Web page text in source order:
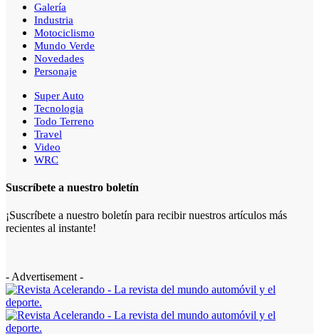
Galería
Industria
Motociclismo
Mundo Verde
Novedades
Personaje
Super Auto
Tecnologia
Todo Terreno
Travel
Video
WRC
Suscríbete a nuestro boletín
¡Suscríbete a nuestro boletín para recibir nuestros artículos más
recientes al instante!
- Advertisement -